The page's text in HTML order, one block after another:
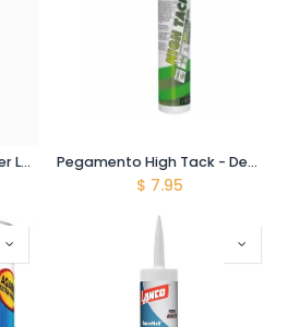
Pegamento aerosol Super Lock - Pisos PVC - Rendimiento 15 m2 Pegamento High Tack - Den Braven - Tubo 290 ml
$ 7.95